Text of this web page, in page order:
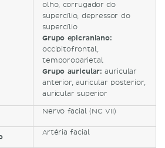
olho, corrugador do
supercílio, depressor do
supercílio
Grupo epicraniano:
occipitofrontal,
temporoparietal
Grupo auricular:auricular
anterior, auricular posterior,
auricular superior
Nervo facial (NC VII)
Artéria facial